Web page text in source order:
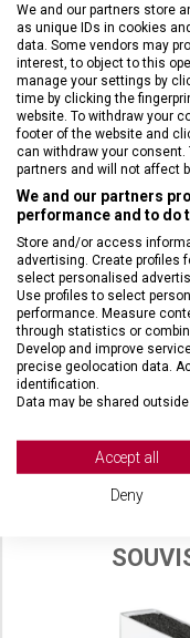
DRUH ZBOŽÍ
ZÁRUKA
HMOTNOST
DÉLKA ČEPELE
TYP OSTŘÍ
MATERIÁL RUKOJETI
BARVA
We and our partners store
as unique IDs in cookies
data. Some vendors may
interest, to object to this
manage your settings by
time by clicking the
website. To withdraw your
footer of the website and
can withdraw your
partners and will not affect
We and our partners
performance and to do
Store and/or access
advertising. Create profiles
select personalised
Use profiles to select
performance. Measure
through statistics or
Develop and improve
precise geolocation data.
identification.
Data may be shared
View Partner List (2 IAB
We use your data for the
Store and/or
Accept all
Deny